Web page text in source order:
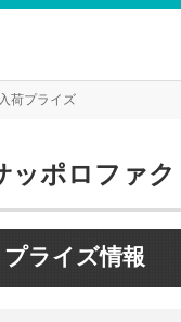
入荷プライズ
ッポロファ
プライズ情報